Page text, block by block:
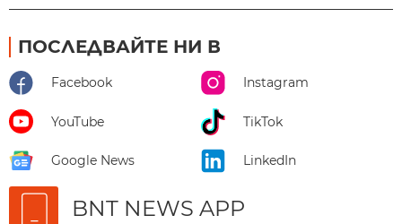
ПОСЛЕДВАЙТЕ НИ В
Facebook Instagram
YouTube TikTok
Google News LinkedIn
BNT NEWS APP